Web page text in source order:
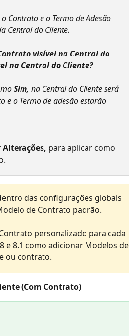
Contrato e o Termo de Adesão
Central do Cliente.
visível na Central do
na Central do Cliente?
Sim, na Central do Cliente será
e o Termo de adesão estarão
Alterações, para aplicar como
das configurações globais
de Contrato padrão.
personalizado para cada
e 8.1 como adicionar Modelos de
ou contrato.
(Com Contrato)